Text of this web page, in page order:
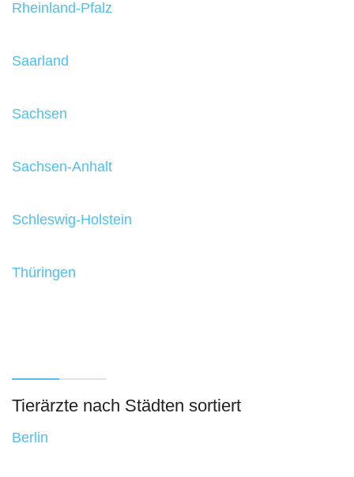
Rheinland-Pfalz
Saarland
Sachsen
Sachsen-Anhalt
Schleswig-Holstein
Thüringen
Tierärzte nach Städten sortiert
Berlin